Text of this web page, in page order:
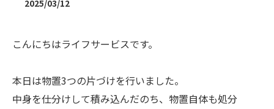
2025/03/12
こんにちはライフサービスです。
本日は物置3つの片づけを行いました。
中身を仕分けして積み込んだのち、物置自体も処分